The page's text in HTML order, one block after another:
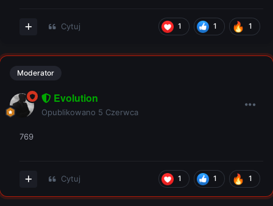
1 1 1
Cytuj
Moderator
Evolution
Opublikowano 5 Czerwca
769
1 1 1
Cytuj